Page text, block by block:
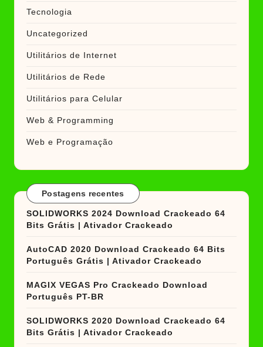
Tecnologia
Uncategorized
Utilitários de Internet
Utilitários de Rede
Utilitários para Celular
Web & Programming
Web e Programação
Postagens recentes
SOLIDWORKS 2024 Download Crackeado 64
Bits Grátis | Ativador Crackeado
AutoCAD 2020 Download Crackeado 64 Bits
Português Grátis | Ativador Crackeado
MAGIX VEGAS Pro Crackeado Download
Português PT-BR
SOLIDWORKS 2020 Download Crackeado 64
Bits Grátis | Ativador Crackeado